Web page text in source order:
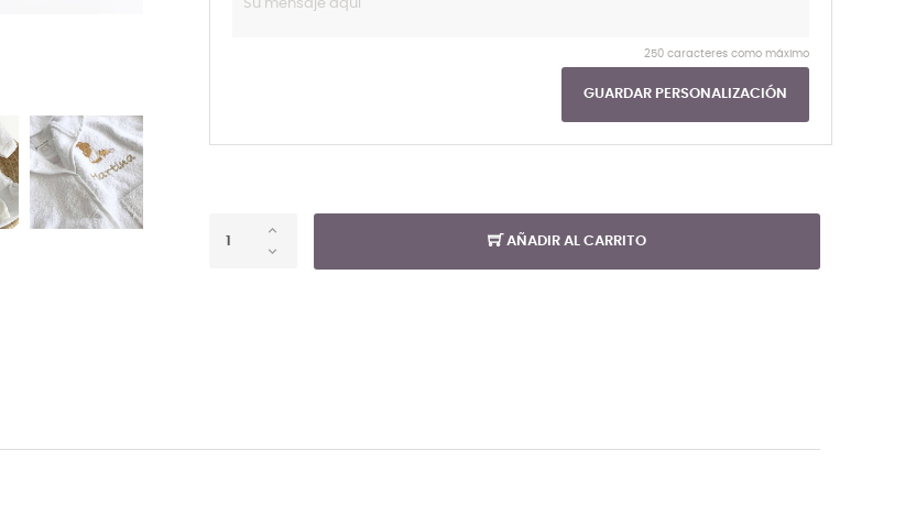
250 caracteres como máximo
GUARDAR PERSONALIZACIÓN
AÑADIR AL CARRITO